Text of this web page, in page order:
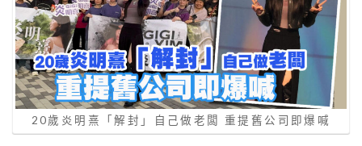
20歲炎明熹「解封」自己做老闆 重提舊公司即爆喊